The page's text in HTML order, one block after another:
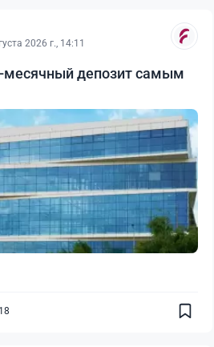
2026 г., 14:11
месячный депозит самым
18